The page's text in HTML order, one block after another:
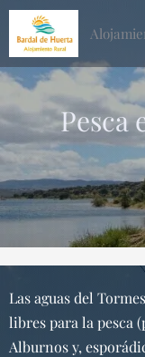
Pesca
Las aguas del
libres para la pesca
Alburnos y,